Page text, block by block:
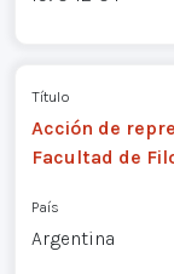
Título
Acción de
Facultad de
País
Argentina